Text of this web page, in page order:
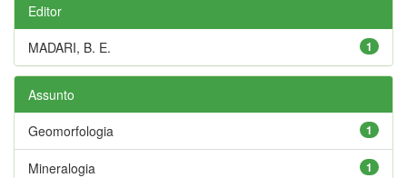
Editor
1
MADARI, B. E.
Assunto
1
Geomorfologia
1
Mineralogia